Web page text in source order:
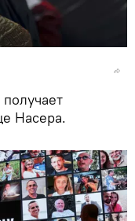
Насера.